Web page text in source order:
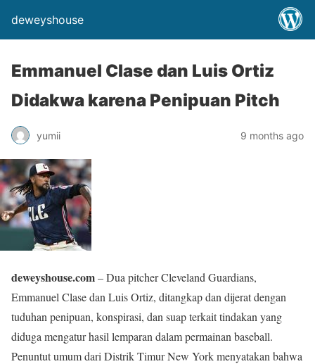
deweyshouse
Emmanuel Clase dan Luis Ortiz
Didakwa karena Penipuan Pitch
yumii 9 months ago
deweyshouse.com– Dua pitcher Cleveland Guardians,
Emmanuel Clase dan Luis Ortiz, ditangkap dan dijerat dengan
tuduhan penipuan, konspirasi, dan suap terkait tindakan yang
diduga mengatur hasil lemparan dalam permainan baseball.
Penuntut umum dari Distrik Timur New York menyatakan bahwa